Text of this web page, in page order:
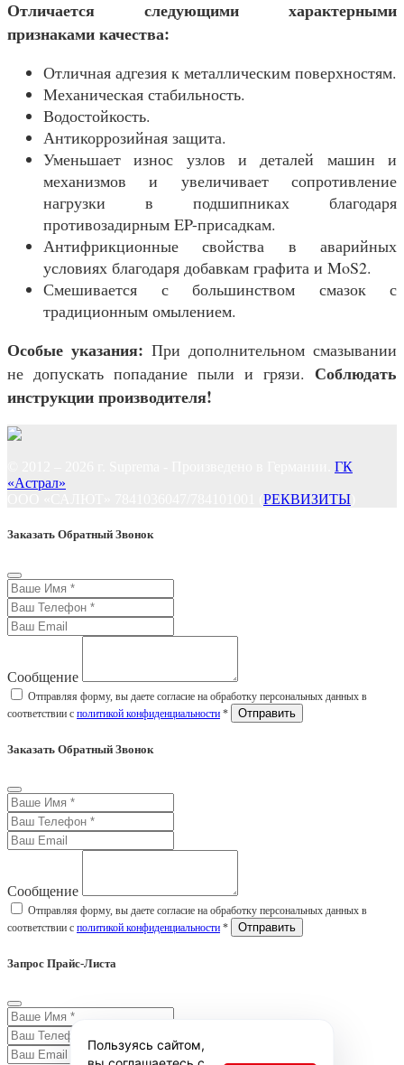
Отличается следующими характерными
признаками качества:
Отличная адгезия к металлическим поверхностям.
Механическая стабильность.
Водостойкость.
Антикоррозийная защита.
Уменьшает износ узлов и деталей машин и
механизмов и увеличивает сопротивление
нагрузки в подшипниках благодаря
противозадирным EP-присадкам.
Антифрикционные свойства в аварийных
условиях благодаря добавкам графита и MoS2.
Смешивается с большинством смазок с
традиционным омылением.
Особые указания: При дополнительном смазывании
не допускать попадание пыли и грязи. Соблюдать
инструкции производителя!
ГК
«Астрал»
РЕКВИЗИТЫ
Заказать Обратный Звонок
Сообщение
Отправляя форму, вы даете согласие на обработку персональных данных в
соответствии с политикой конфиденциальности *
Заказать Обратный Звонок
Сообщение
Отправляя форму, вы даете согласие на обработку персональных данных в
соответствии с политикой конфиденциальности *
Запрос Прайс-Листа
Пользуясь сайтом,